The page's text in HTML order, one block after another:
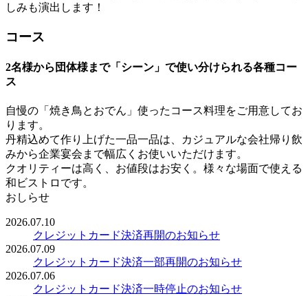
しみも演出します！
コース
2名様から団体様まで「シーン」で使い分けられる各種コー
ス
自慢の「焼き鳥とおでん」使ったコース料理をご用意してお
ります。
丹精込めて作り上げた一品一品は、カジュアルな会社帰り飲
みから企業宴会まで幅広くお使いいただけます。
クオリティーは高く、お値段はお安く。様々な場面で使える
和ビストロです。
おしらせ
2026.07.10
クレジットカード決済再開のお知らせ
2026.07.09
クレジットカード決済一部再開のお知らせ
2026.07.06
クレジットカード決済一時停止のお知らせ